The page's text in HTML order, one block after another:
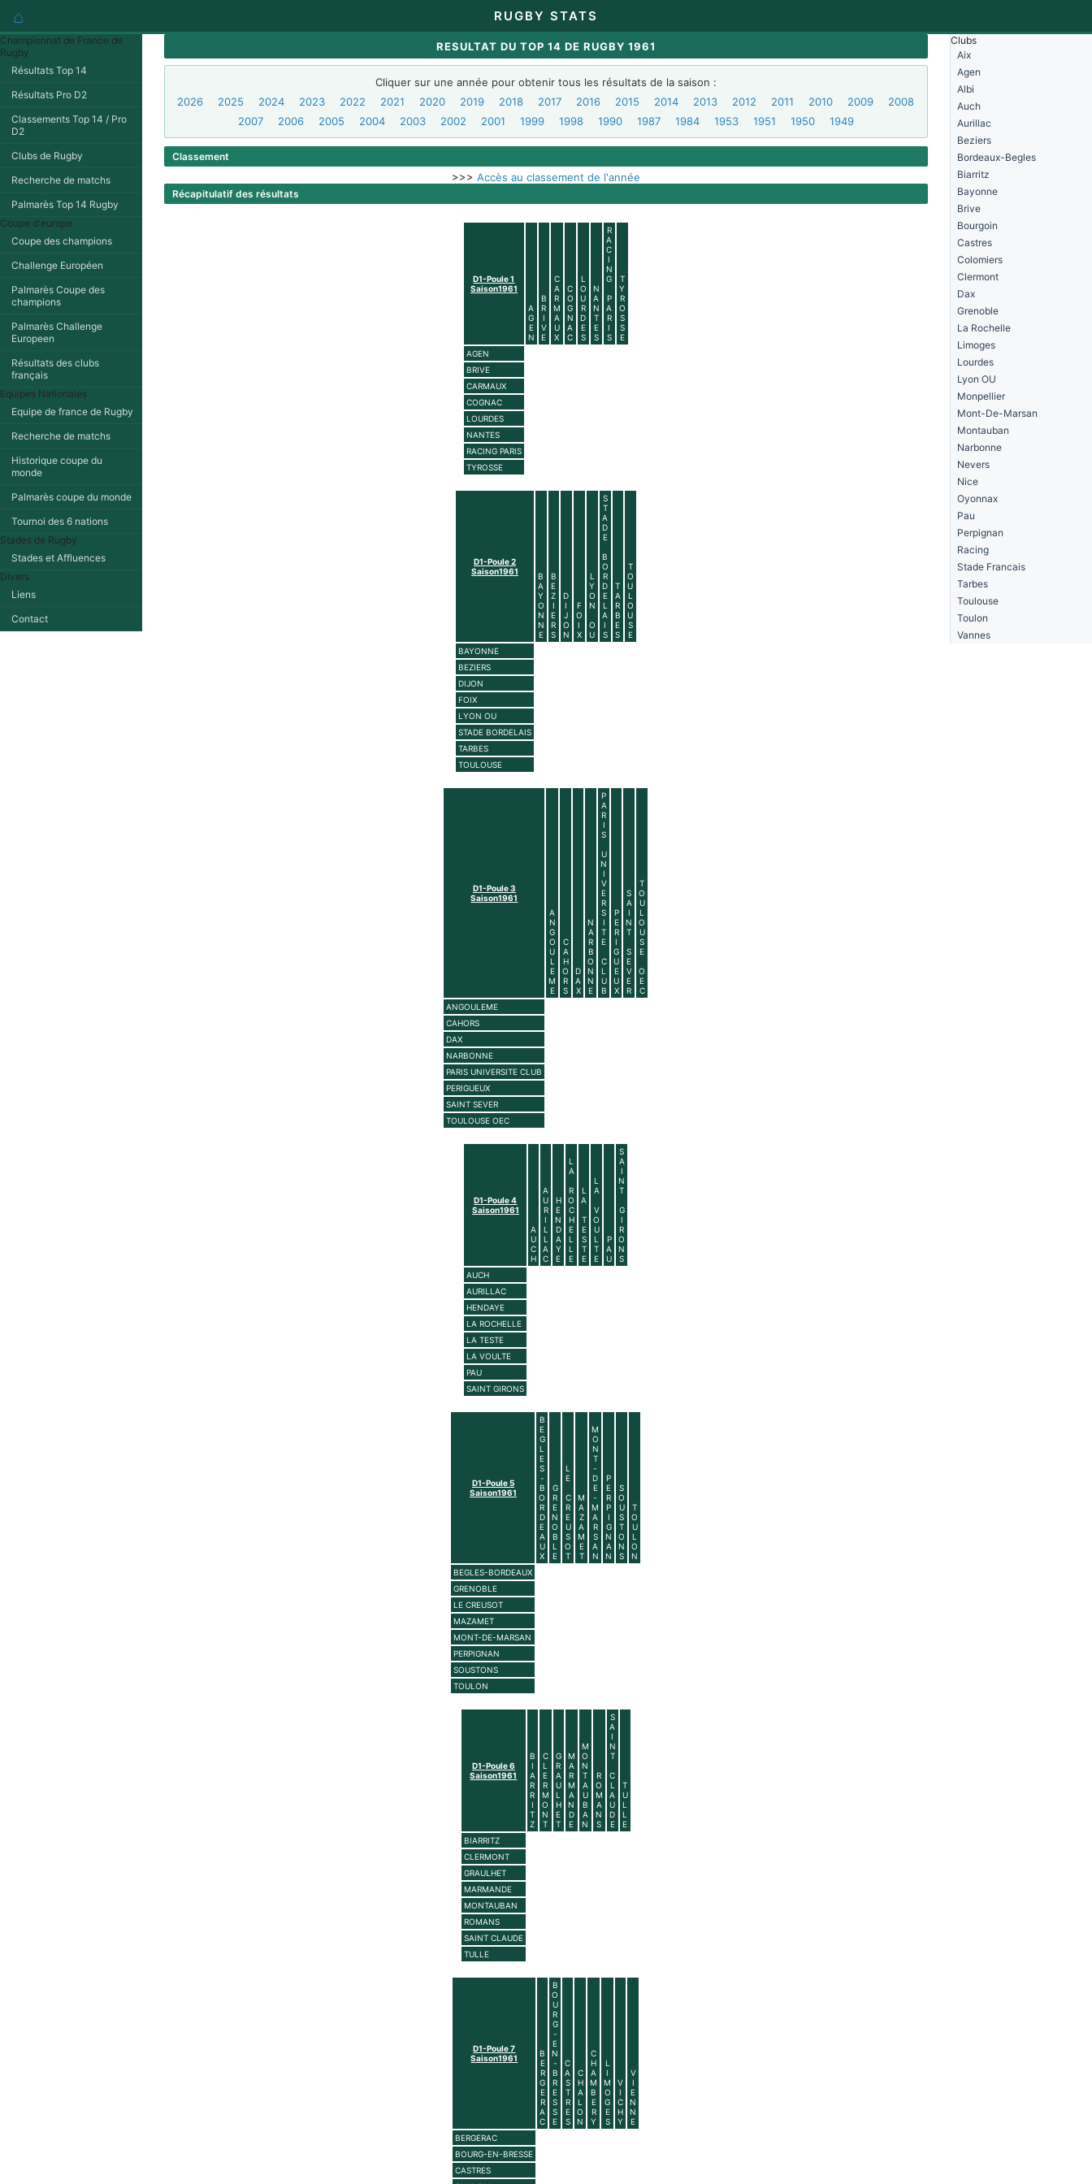
⌂ RUGBY STATS
Championnat de France de
Rugby
Résultats Top 14
Résultats Pro D2
Classements Top 14 / Pro
D2
Clubs de Rugby
Recherche de matchs
Palmarès Top 14 Rugby
Coupe d'europe
Coupe des champions
Challenge Européen
Palmarès Coupe des
champions
Palmarès Challenge
Europeen
Résultats des clubs
français
Equipes Nationales
Equipe de france de Rugby
Recherche de matchs
Historique coupe du
monde
Palmarès coupe du monde
Tournoi des 6 nations
Stades de Rugby
Stades et Affluences
Divers
Liens
Contact
RESULTAT DU TOP 14 DE RUGBY 1961
Cliquer sur une année pour obtenir tous les résultats de la saison :
2026
2025 2024 2023 2022 2021 2020 2019 2018 2017 2016 2015 2014 2013 2012 2011 2010 2009
2008
2007
2006 2005 2004 2003 2002 2001 1999 1998 1990 1987 1984 1953 1951 1950 1949
Classement
>>> Accès au classement de l'année
Récapitulatif des résultats
D1-Poule 1
Saison1961
A
G
E
N
B
R
I
V
E
C
A
R
M
A
U
X
C
O
G
N
A
C
L
O
U
R
D
E
S
N
A
N
T
E
S
R
A
C
I
N
G
P
A
R
I
S
T
Y
R
O
S
S
E
AGEN
BRIVE
CARMAUX
COGNAC
LOURDES
NANTES
RACING PARIS
TYROSSE
D1-Poule 2
Saison1961
B
A
Y
O
N
N
E
B
E
Z
I
E
R
S
D
I
J
O
N
F
O
I
X
L
Y
O
N
O
U
S
T
A
D
E
B
O
R
D
E
L
A
I
S
T
A
R
B
E
S
T
O
U
L
O
U
S
E
BAYONNE
BEZIERS
DIJON
FOIX
LYON OU
STADE BORDELAIS
TARBES
TOULOUSE
D1-Poule 3
Saison1961
A
N
G
O
U
L
E
M
E
C
A
H
O
R
S
D
A
X
N
A
R
B
O
N
N
E
P
A
R
I
S
U
N
I
V
E
R
S
I
T
E
C
L
U
B
P
E
R
I
G
U
E
U
X
S
A
I
N
T
S
E
V
E
R
T
O
U
L
O
U
S
E
O
E
C
ANGOULEME
CAHORS
DAX
NARBONNE
PARIS UNIVERSITE CLUB
PERIGUEUX
SAINT SEVER
TOULOUSE OEC
D1-Poule 4
Saison1961
A
U
C
H
A
U
R
I
L
L
A
C
H
E
N
D
A
Y
E
L
A
R
O
C
H
E
L
L
E
L
A
T
E
S
T
E
L
A
V
O
U
L
T
E
P
A
U
S
A
I
N
T
G
I
R
O
N
S
AUCH
AURILLAC
HENDAYE
LA ROCHELLE
LA TESTE
LA VOULTE
PAU
SAINT GIRONS
D1-Poule 5
Saison1961
B
E
G
L
E
S
-
B
O
R
D
E
A
U
X
G
R
E
N
O
B
L
E
L
E
C
R
E
U
S
O
T
M
A
Z
A
M
E
T
M
O
N
T
-
D
E
-
M
A
R
S
A
N
P
E
R
P
I
G
N
A
N
S
O
U
S
T
O
N
S
T
O
U
L
O
N
BEGLES-BORDEAUX
GRENOBLE
LE CREUSOT
MAZAMET
MONT-DE-MARSAN
PERPIGNAN
SOUSTONS
TOULON
D1-Poule 6
Saison1961
B
I
A
R
R
I
T
Z
C
L
E
R
M
O
N
T
G
R
A
U
L
H
E
T
M
A
R
M
A
N
D
E
M
O
N
T
A
U
B
A
N
R
O
M
A
N
S
S
A
I
N
T
C
L
A
U
D
E
T
U
L
L
E
BIARRITZ
CLERMONT
GRAULHET
MARMANDE
MONTAUBAN
ROMANS
SAINT CLAUDE
TULLE
D1-Poule 7
Saison1961
B
E
R
G
E
R
A
C
B
O
U
R
G
-
E
N
-
B
R
E
S
S
E
C
A
S
T
R
E
S
C
H
A
L
O
N
C
H
A
M
B
E
R
Y
L
I
M
O
G
E
S
V
I
C
H
Y
V
I
E
N
N
E
BERGERAC
BOURG-EN-BRESSE
CASTRES
Clubs
Aix
Agen
Albi
Auch
Aurillac
Beziers
Bordeaux-Begles
Biarritz
Bayonne
Brive
Bourgoin
Castres
Colomiers
Clermont
Dax
Grenoble
La Rochelle
Limoges
Lourdes
Lyon OU
Monpellier
Mont-De-Marsan
Montauban
Narbonne
Nevers
Nice
Oyonnax
Pau
Perpignan
Racing
Stade Francais
Tarbes
Toulouse
Toulon
Vannes